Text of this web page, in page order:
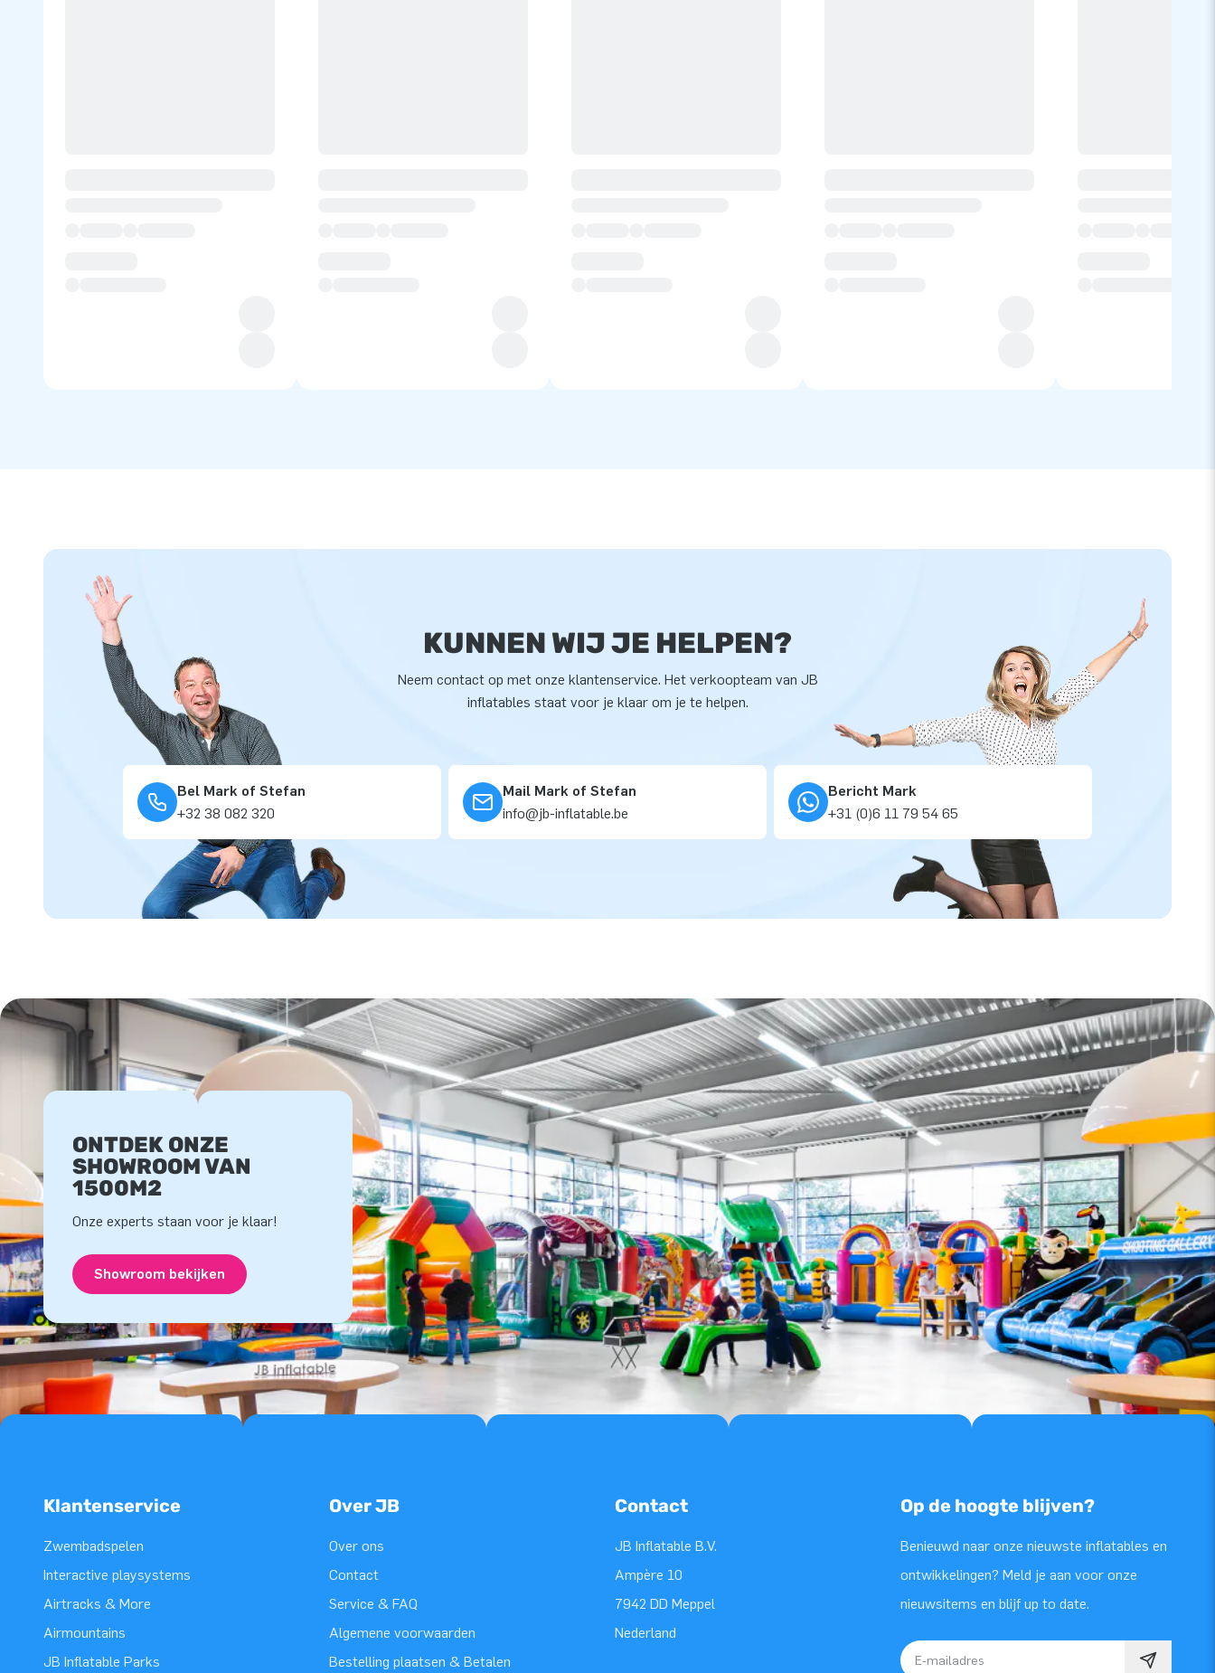
KUNNEN WIJ JE HELPEN?
Neem contact op met onze klantenservice. Het verkoopteam van JB
inflatables staat voor je klaar om je te helpen.
Bel Mark of Stefan
+32 38 082 320
Mail Mark of Stefan
info@jb-inflatable.be
Bericht Mark
+31 (0)6 11 79 54 65
ONTDEK ONZE
SHOWROOM VAN
1500M2
Onze experts staan voor je klaar!
Showroom bekijken
Klantenservice
Zwembadspelen
Interactive playsystems
Airtracks & More
Airmountains
JB Inflatable Parks
Over JB
Over ons
Contact
Service & FAQ
Algemene voorwaarden
Bestelling plaatsen & Betalen
Contact
JB Inflatable B.V.
Ampère 10
7942 DD Meppel
Nederland
Op de hoogte blijven?
Benieuwd naar onze nieuwste inflatables en
ontwikkelingen? Meld je aan voor onze
nieuwsitems en blijf up to date.
E-mailadres